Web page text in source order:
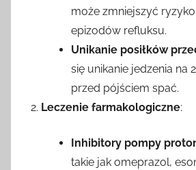
może zmniejszyć
epizodów refluksu.
Unikanie posiłków
się unikanie jedzenia na
przed pójściem spać.
Leczenie farmakologiczne:
Inhibitory pompy
takie jak omeprazol,